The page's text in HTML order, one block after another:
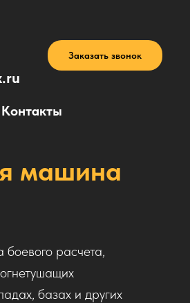
Заказать звонок
Контакты
машина
расчета,
базах и других